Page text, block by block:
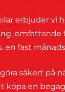
erbjuder vi
omfattande
en fast
säkert på
köpa en